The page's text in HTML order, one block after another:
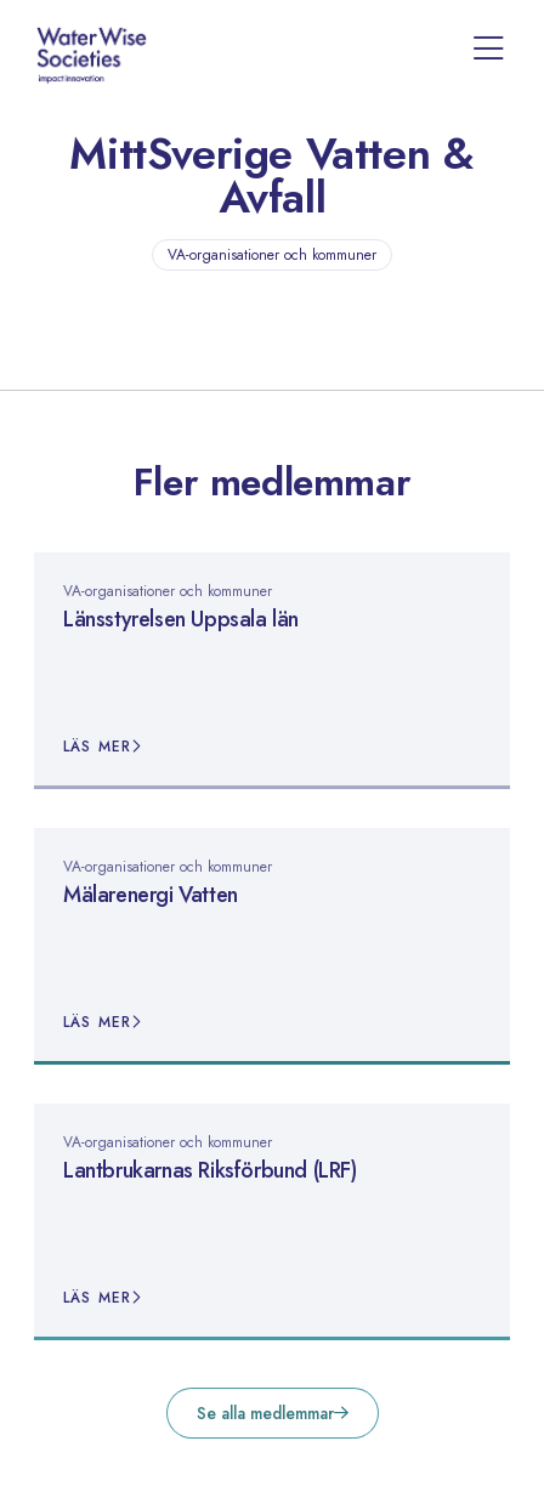
MittSverige Vatten &
Avfall
VA-organisationer och kommuner
Fler medlemmar
VA-organisationer och kommuner
Länsstyrelsen Uppsala län
LÄS MER
VA-organisationer och kommuner
Mälarenergi Vatten
LÄS MER
VA-organisationer och kommuner
Lantbrukarnas Riksförbund (LRF)
LÄS MER
Se alla medlemmar